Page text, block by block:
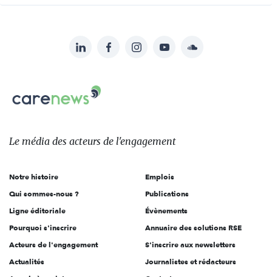
sur:
LinkedInFacebookInstagramYouTubeSoundcloud
Carenews,
Le
des
l'engagement
Le média des acteurs de l'engagement
Notre histoire
Qui sommes-nous ?
Ligne éditoriale
Pourquoi s'inscrire
Acteurs de l'engagement
Actualités
Emplois
Publications
Évènements
Annuaire des solutions RSE
S'inscrire aux newsletters
Journalistes et rédacteurs